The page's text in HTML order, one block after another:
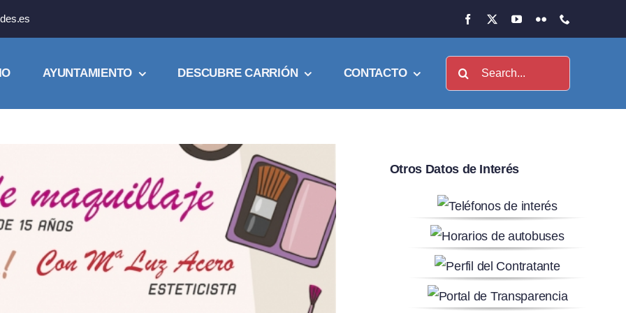
AYUNTAMIENTO DESCUBRE CARRIÓN CONTACTO Buscar:
Otros Datos de Interés